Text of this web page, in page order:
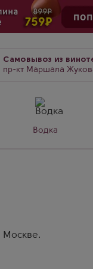
Самовывоз из
пр-кт Маршала Жукова, д.
Водка
Москве.